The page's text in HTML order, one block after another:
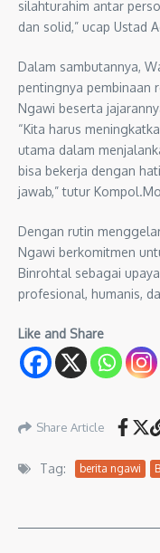
silahturahim antar
dan solid,” ucap Ustad
Dalam sambutannya,
pentingnya pembinaan
Ngawi beserta
“Kita harus
utama dalam
bisa bekerja dengan
jawab,” tutur
Dengan rutin
Ngawi berkomitmen
Binrohtal sebagai
profesional, humanis,
Like and Share
Share Article
Tag: berita ngawi